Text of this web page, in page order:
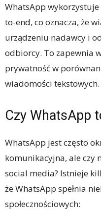
WhatsApp
to-end, co oznacza, że
urządzeniu nadawcy i
odbiorcy. To zapewnia
prywatność w
wiadomości tekstowych.
Czy WhatsApp
WhatsApp jest często
komunikacyjna, ale czy
social media? Istnieje
że WhatsApp spełnia
społecznościowych: